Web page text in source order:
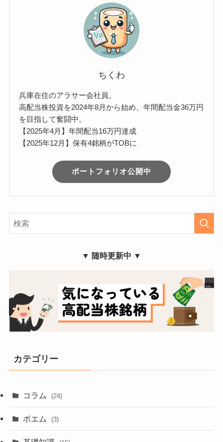
ちくわ
兵庫在住のアラサー会社員。
高配当株投資を2024年8月から始め、年間配当金36万円
を目指して奮闘中。
【2025年4月】年間配当16万円達成
【2025年12月】保有4銘柄がTOBに
ポートフォリオ公開中
▼ 随時更新中 ▼
カテゴリー
コラム (24)
ポエム (3)